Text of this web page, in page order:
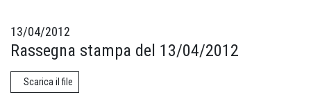
13/04/2012
Rassegna stampa del 13/04/2012
Scarica il file